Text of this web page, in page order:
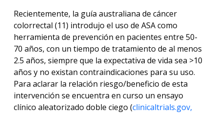
Accesibilidad
Recientemente, la guía australiana de cáncer
colorrectal (11) introdujo el uso de ASA como
herramienta de prevención en pacientes entre 50-
70 años, con un tiempo de tratamiento de al menos
2.5 años, siempre que la expectativa de vida sea >10
años y no existan contraindicaciones para su uso.
Para aclarar la relación riesgo/beneficio de esta
intervención se encuentra en curso un ensayo
clínico aleatorizado doble ciego (clinicaltrials.gov,